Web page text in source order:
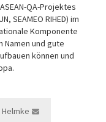
QA-Projektes
SEAMEO RIHED) im
Komponente
Namen und gute
können und
Helmke